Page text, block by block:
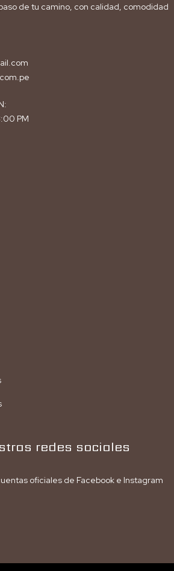
de tu camino, con calidad, comodidad
PM
redes sociales
oficiales de Facebook e Instagram